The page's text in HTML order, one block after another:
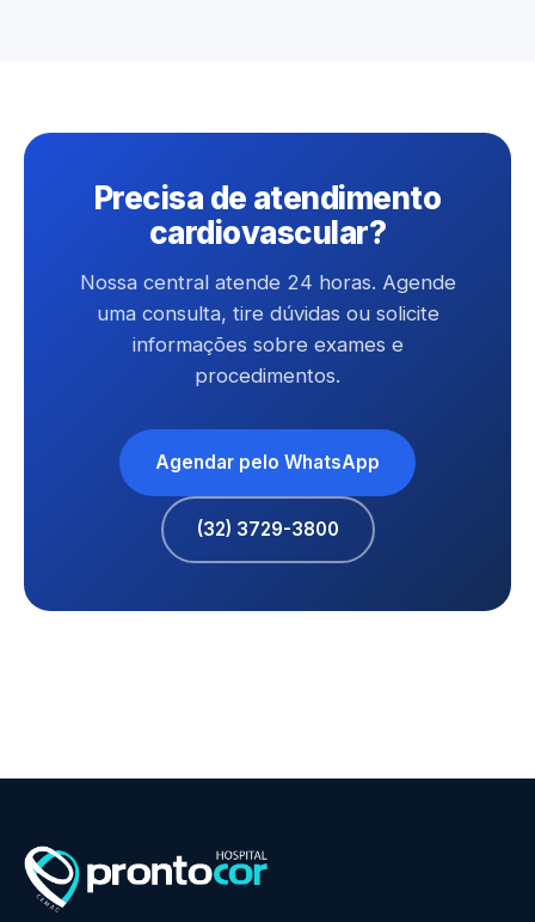
Precisa de atendimento
cardiovascular?
Nossa central atende 24 horas. Agende
uma consulta, tire dúvidas ou solicite
informações sobre exames e
procedimentos.
Agendar pelo WhatsApp
(32) 3729-3800